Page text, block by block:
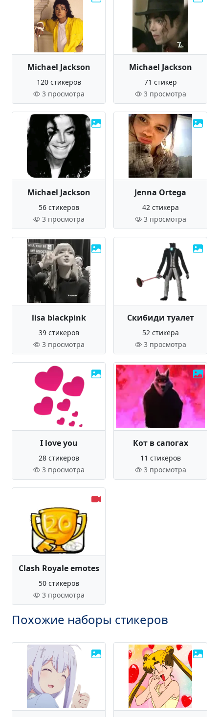
Michael Jackson
120 стикеров
3 просмотра
Michael Jackson
71 стикер
3 просмотра
Michael Jackson
56 стикеров
3 просмотра
Jenna Ortega
42 стикера
3 просмотра
lisa blackpink
39 стикеров
3 просмотра
Скибиди туалет
52 стикера
3 просмотра
I love you
28 стикеров
3 просмотра
Кот в сапогах
11 стикеров
3 просмотра
Clash Royale emotes
50 стикеров
3 просмотра
Похожие наборы стикеров